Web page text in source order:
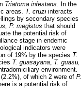
Triatoma infestans. In the
areas. T. cruzi interacts
by secondary species
P. megistus that should
the potential risk of
stage in endemic
indicators were
of 19% by the species T.
T. guasayana, T. guasu,
environment.
(2.2%), of which 2 were of P.
is a potential risk of